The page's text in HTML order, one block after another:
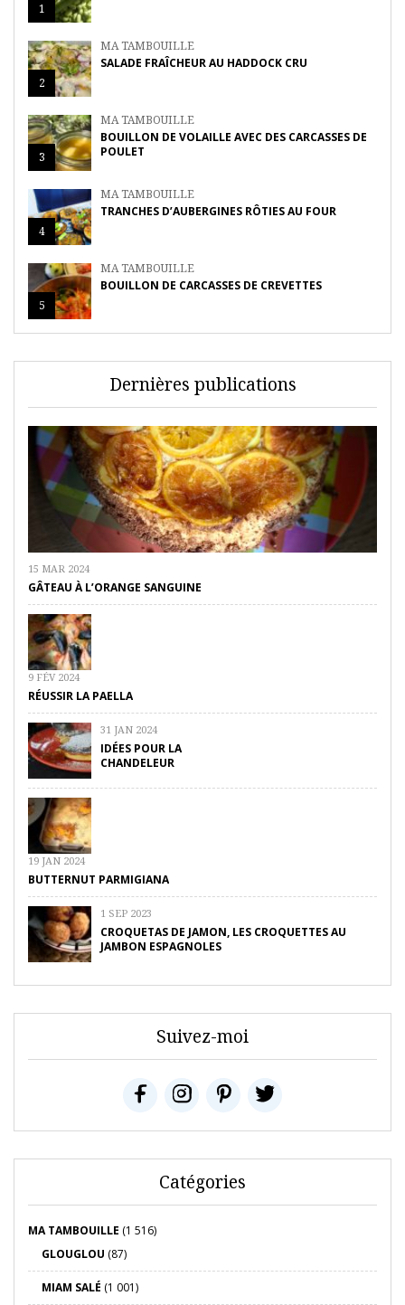
1
2
MA TAMBOUILLE
SALADE FRAÎCHEUR AU HADDOCK CRU
3
MA TAMBOUILLE
BOUILLON DE VOLAILLE AVEC DES CARCASSES DE
POULET
4
MA TAMBOUILLE
TRANCHES D’AUBERGINES RÔTIES AU FOUR
5
MA TAMBOUILLE
BOUILLON DE CARCASSES DE CREVETTES
Dernières publications
15 MAR 2024
GÂTEAU À L’ORANGE SANGUINE
9 FÉV 2024
RÉUSSIR LA PAELLA
31 JAN 2024
IDÉES POUR LA
CHANDELEUR
19 JAN 2024
BUTTERNUT PARMIGIANA
1 SEP 2023
CROQUETAS DE JAMON, LES CROQUETTES AU
JAMBON ESPAGNOLES
Suivez-moi
Catégories
MA TAMBOUILLE (1 516)
GLOUGLOU (87)
MIAM SALÉ (1 001)